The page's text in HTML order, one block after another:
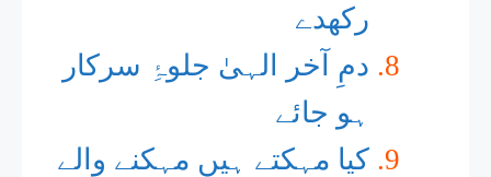
رکھدے
دمِ آخر الہیٰ جلوۂِ سرکار
ہو جائے
کیا مہکتے ہیں مہکنے والے